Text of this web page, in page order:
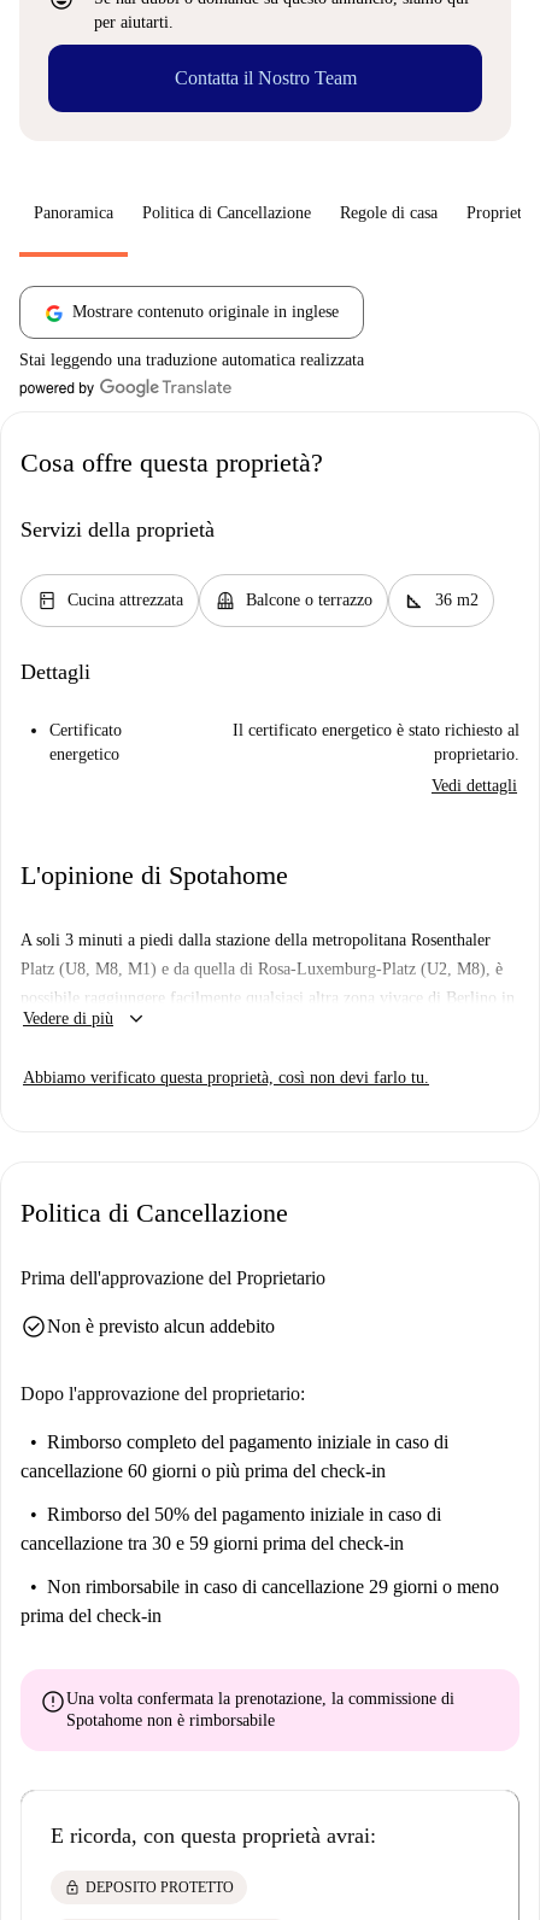
per aiutarti.
Contatta il Nostro Team
Panoramica Politica di Cancellazione Regole di casa
Mostrare contenuto originale in inglese
Stai leggendo una traduzione automatica realizzata
Cosa offre questa proprietà?
Servizi della proprietà
kitchen Cucina attrezzata balcony Balcone o terrazzo square_foot 36 m2
Dettagli
Certificato
energetico
Il certificato energetico è stato richiesto al
proprietario.
Vedi dettagli
L'opinione di Spotahome
A soli 3 minuti a piedi dalla stazione della metropolitana Rosenthaler
Platz (U8, M8, M1) e da quella di Rosa-Luxemburg-Platz (U2, M8), è
possibile raggiungere facilmente qualsiasi altra zona vivace di Berlino in
20-25 minuti.
Vedere di più keyboard_arrow_down
Abbiamo verificato questa proprietà, così non devi farlo tu.
Politica di Cancellazione
Prima dell'approvazione del Proprietario
check_circleNon è previsto alcun addebito
Dopo l'approvazione del proprietario:
Rimborso completo del pagamento iniziale in caso di
cancellazione 60 giorni o più prima del check-in
Rimborso del 50% del pagamento iniziale in caso di
cancellazione tra 30 e 59 giorni prima del check-in
Non rimborsabile in caso di cancellazione 29 giorni o meno
prima del check-in
errorUna volta confermata la prenotazione, la commissione di
Spotahome non è rimborsabile
E ricorda, con questa proprietà avrai:
lock DEPOSITO PROTETTO